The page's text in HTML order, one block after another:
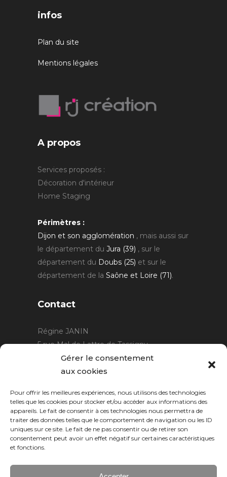
Gérer le consentement
aux cookies
Pour offrir les meilleures expériences, nous utilisons des technologies
telles que les cookies pour stocker et/ou accéder aux informations des
appareils. Le fait de consentir à ces technologies nous permettra de
traiter des données telles que le comportement de navigation ou les ID
uniques sur ce site. Le fait de ne pas consentir ou de retirer son
consentement peut avoir un effet négatif sur certaines caractéristiques
et fonctions.
infos
Plan du site
Mentions légales
A propos
Services proposés :
Décoration d'intérieur
Home Staging
Périmètres :
Dijon et son agglomération , mais aussi sur
le département du Jura (39) , sur le
département du Doubs (25) et sur le
département de la Saône et Loire (71).
Contact
Régine JANIN
5 rue Mal de Lattre de Tassigny
21220 Gevrey Chambertin
06 15 15 80 29
Horaires :sur rendez-vous.